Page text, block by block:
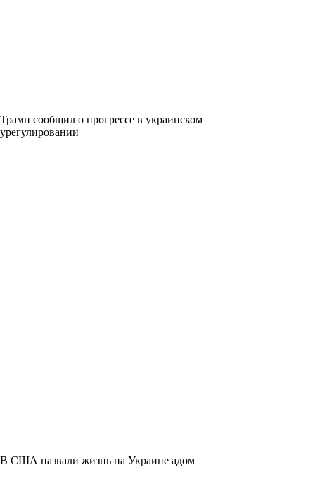
Трамп сообщил о прогрессе в украинском
урегулировании
В США назвали жизнь на Украине адом